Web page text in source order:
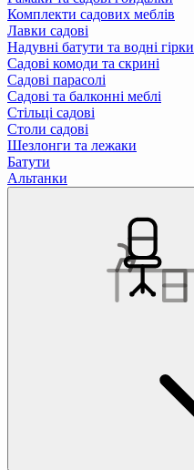
Комплекти садових меблів
Лавки садові
Надувні батути та водні гірки
Садові комоди та скрині
Садові парасолі
Садові та балконні меблі
Стільці садові
Столи садові
Шезлонги та лежаки
Батути
Альтанки